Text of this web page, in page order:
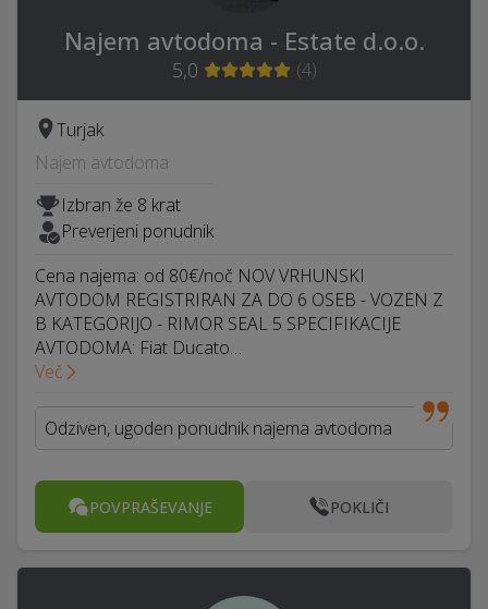
Najem avtodoma - Estate d.o.o.
5,0 (4)
Turjak
Najem avtodoma
Izbran že 8 krat
Preverjeni ponudnik
Cena najema: od 80€/noč NOV VRHUNSKI
AVTODOM REGISTRIRAN ZA DO 6 OSEB - VOZEN Z
B KATEGORIJO - RIMOR SEAL 5 SPECIFIKACIJE
AVTODOMA: Fiat Ducato…
Več
Odziven, ugoden ponudnik najema avtodoma
POVPRAŠEVANJE POKLIČI